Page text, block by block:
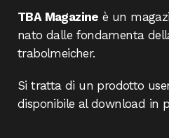
TBA Magazine è un
nato dalle fondamenta
trabolmeicher.
Si tratta di un prodotto
disponibile al download in